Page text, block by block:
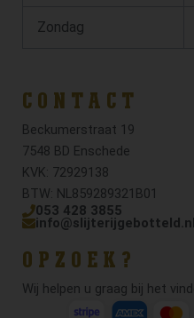
Zondag
CONTACT
Beckumerstraat 19
7548 BD Enschede
KVK: 72929138
BTW: NL859289321B01
053 428 3855
info@slijterijgebotteld.nl
OPZOEK?
Wij helpen u graag bij het